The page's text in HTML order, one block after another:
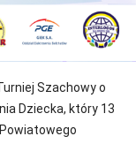
Szachowy o
Dziecka, który 13